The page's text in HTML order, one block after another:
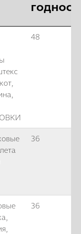
48
36
36